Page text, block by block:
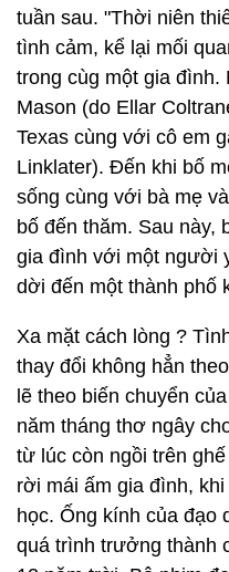
tuần sau. "Thời niên
tình cảm, kể lại mối
trong cùg một gia đình.
Mason (do Ellar
Texas cùng với cô em
Linklater). Đến khi bố
sống cùng với bà mẹ
bố đến thăm. Sau này,
gia đình với một người
dời đến một thành phố
Xa mặt cách lòng ?
thay đổi không hẳn
lẽ theo biến chuyển
năm tháng thơ ngây
từ lúc còn ngồi trên
rời mái ấm gia đình,
học. Ống kính của đạo
quá trình trưởng thành